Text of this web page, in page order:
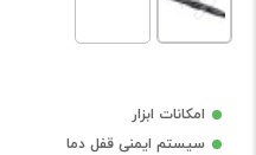
امکانات ابزار
سیستم ایمنی قفل دما